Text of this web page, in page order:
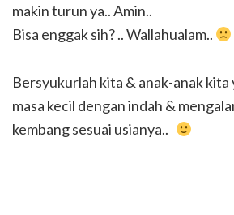
makin turun ya.. Amin..
Bisa enggak sih? .. Wallahualam..
Bersyukurlah kita & anak-anak kita
masa kecil dengan indah &
kembang sesuai usianya..